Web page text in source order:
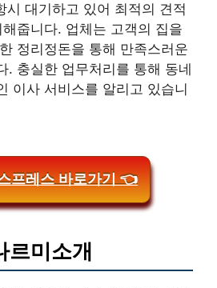
시 대기하고 있어 최적의 견적
줍니다. 업체는 고객의 집을
정리정돈을 통해 만족스러운
. 충실한 업무처리를 통해 동네
이사 서비스를 알리고 있습니
프레스 바로가기 👈
르미소개